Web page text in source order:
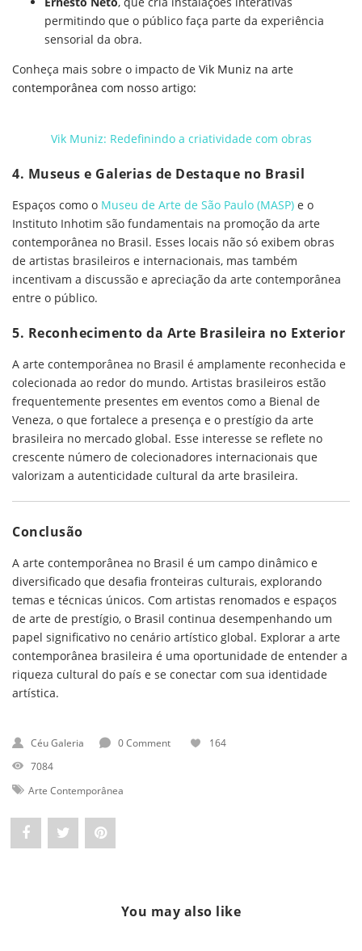
permitindo que o público faça parte da experiência
sensorial da obra.
Conheça mais sobre o impacto de Vik Muniz na arte
contemporânea com nosso artigo:
Vik Muniz: Redefinindo a criatividade com obras
4. Museus e Galerias de Destaque no Brasil
Espaços como o Museu de Arte de São Paulo (MASP) e o
Instituto Inhotim são fundamentais na promoção da arte
contemporânea no Brasil. Esses locais não só exibem obras
de artistas brasileiros e internacionais, mas também
incentivam a discussão e apreciação da arte contemporânea
entre o público.
5. Reconhecimento da Arte Brasileira no Exterior
A arte contemporânea no Brasil é amplamente reconhecida e
colecionada ao redor do mundo. Artistas brasileiros estão
frequentemente presentes em eventos como a Bienal de
Veneza, o que fortalece a presença e o prestígio da arte
brasileira no mercado global. Esse interesse se reflete no
crescente número de colecionadores internacionais que
valorizam a autenticidade cultural da arte brasileira.
Conclusão
A arte contemporânea no Brasil é um campo dinâmico e
diversificado que desafia fronteiras culturais, explorando
temas e técnicas únicos. Com artistas renomados e espaços
de arte de prestígio, o Brasil continua desempenhando um
papel significativo no cenário artístico global. Explorar a arte
contemporânea brasileira é uma oportunidade de entender a
riqueza cultural do país e se conectar com sua identidade
artística.
Céu Galeria 0 Comment
164
7084
Arte Contemporânea
Share Post Pin
You may also like